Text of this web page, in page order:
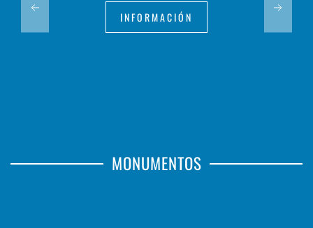
INFORMACIÓN
MONUMENTOS